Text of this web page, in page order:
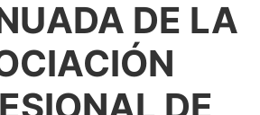
DE LA